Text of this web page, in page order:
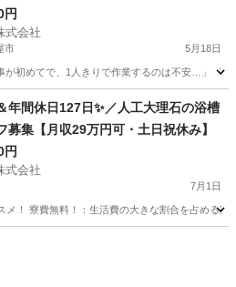
円
式会社
市 5月18日
が初めてで、1人きりで作業するのは不安…」
未経験
年間休日127日✨／人工大理石の浴槽
募集【月収29万円可・土日祝休み】
円
式会社
7月1日
メ！ 寮費無料！：生活費の大きな割合を占める